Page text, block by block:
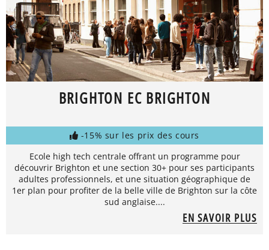
BRIGHTON EC BRIGHTON
-15% sur les prix des cours
Ecole high tech centrale offrant un programme pour
découvrir Brighton et une section 30+ pour ses participants
adultes professionnels, et une situation géographique de
1er plan pour profiter de la belle ville de Brighton sur la côte
sud anglaise....
EN SAVOIR PLUS